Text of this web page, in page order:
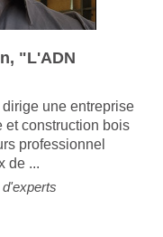
"L'ADN
une entreprise
et construction bois
professionnel
de ...